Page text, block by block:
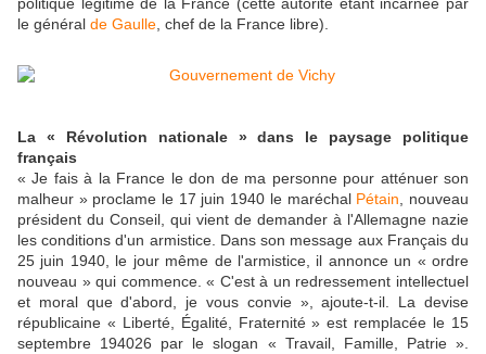
politique légitime de la France (cette autorité étant incarnée par
le général de Gaulle, chef de la France libre).
La « Révolution nationale » dans le paysage politique
français
« Je fais à la France le don de ma personne pour atténuer son
malheur » proclame le 17 juin 1940 le maréchal Pétain, nouveau
président du Conseil, qui vient de demander à l'Allemagne nazie
les conditions d'un armistice. Dans son message aux Français du
25 juin 1940, le jour même de l'armistice, il annonce un « ordre
nouveau » qui commence. « C'est à un redressement intellectuel
et moral que d'abord, je vous convie », ajoute-t-il. La devise
républicaine « Liberté, Égalité, Fraternité » est remplacée le 15
septembre 194026 par le slogan « Travail, Famille, Patrie ».